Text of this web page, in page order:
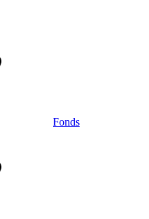
Fonds